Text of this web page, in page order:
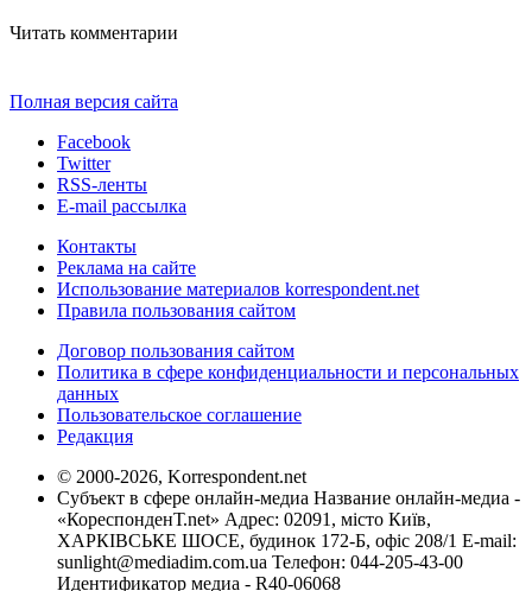
Читать комментарии
Полная версия сайта
Facebook
Twitter
RSS-ленты
E-mail рассылка
Контакты
Реклама на сайте
Использование материалов korrespondent.net
Правила пользования сайтом
Договор пользования сайтом
Политика в сфере конфиденциальности и персональных
данных
Пользовательское соглашение
Редакция
© 2000-2026, Korrespondent.net
Субъект в сфере онлайн-медиа Название онлайн-медиа -
«КореспонденТ.net» Адрес: 02091, місто Київ,
ХАРКІВСЬКЕ ШОСЕ, будинок 172-Б, офіс 208/1 E-mail:
sunlight@mediadim.com.ua Телефон: 044-205-43-00
Идентификатор медиа - R40-06068